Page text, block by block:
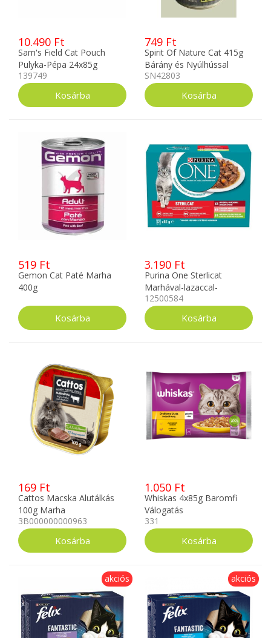
10.490 Ft
Sam's Field Cat Pouch
Pulyka-Pépa 24x85g
139749
749 Ft
Spirit Of Nature Cat 415g
Bárány és Nyúlhússal
SN42803
519 Ft
Gemon Cat Paté Marha
400g
3.190 Ft
Purina One Sterlicat
Marhával-lazaccal-
pulykával 12x85g
12500584
169 Ft
Cattos Macska Alutálkás
100g Marha
3B000000000963
1.050 Ft
Whiskas 4x85g Baromfi
Válogatás
331
akciós akciós